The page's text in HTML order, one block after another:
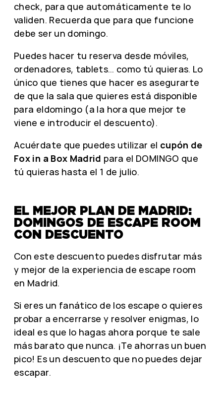
check, para que automáticamente te lo
validen. Recuerda que para que funcione
debe ser un domingo.
Puedes hacer tu reserva desde móviles,
ordenadores, tablets… como tú quieras. Lo
único que tienes que hacer es asegurarte
de que la sala que quieres está disponible
para eldomingo (a la hora que mejor te
viene e introducir el descuento).
Acuérdate que puedes utilizar el cupón de
Fox in a Box Madrid para el DOMINGO que
tú quieras hasta el 1 de julio.
EL MEJOR PLAN DE MADRID:
DOMINGOS DE ESCAPE ROOM
CON DESCUENTO
Con este descuento puedes disfrutar más
y mejor de la experiencia de escape room
en Madrid.
Si eres un fanático de los escape o quieres
probar a encerrarse y resolver enigmas, lo
ideal es que lo hagas ahora porque te sale
más barato que nunca. ¡Te ahorras un buen
pico! Es un descuento que no puedes dejar
escapar.